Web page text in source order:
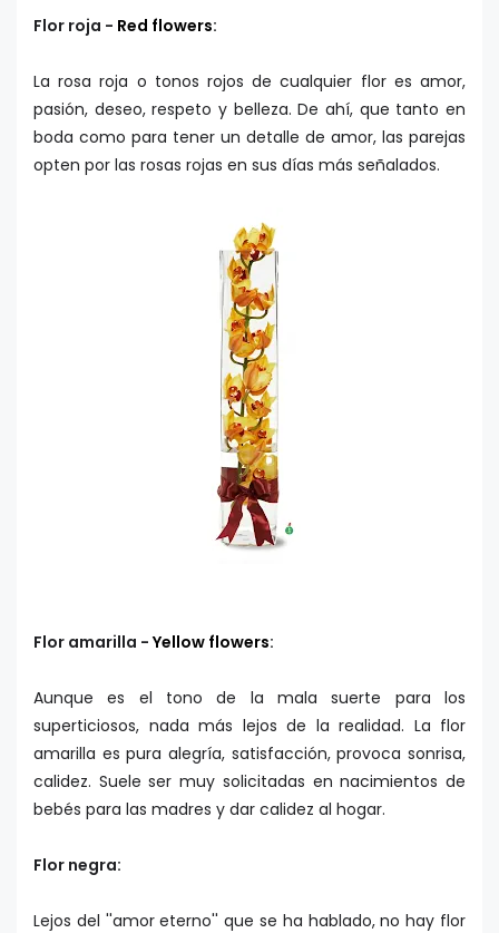
Flor roja - Red flowers:
La rosa roja o tonos rojos de cualquier flor es amor,
pasión, deseo, respeto y belleza. De ahí, que tanto en
boda como para tener un detalle de amor, las parejas
opten por las rosas rojas en sus días más señalados.
Flor amarilla -Yellow flowers:
Aunque es el tono de la mala suerte para los
superticiosos, nada más lejos de la realidad. La flor
amarilla es pura alegría, satisfacción, provoca sonrisa,
calidez. Suele ser muy solicitadas en nacimientos de
bebés para las madres y dar calidez al hogar.
Flor negra:
Lejos del ''amor eterno'' que se ha hablado, no hay flor